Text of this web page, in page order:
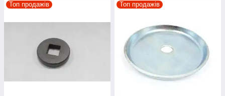
Топ продажів Топ продажів